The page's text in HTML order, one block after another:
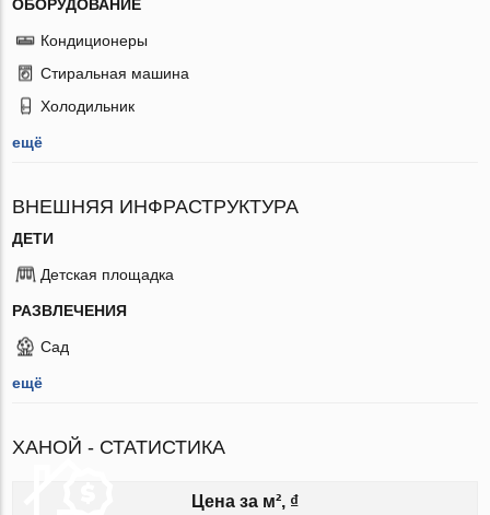
ОБОРУДОВАНИЕ
Кондиционеры
Стиральная машина
Холодильник
ещё
ВНЕШНЯЯ ИНФРАСТРУКТУРА
ДЕТИ
Детская площадка
РАЗВЛЕЧЕНИЯ
Сад
ещё
ХАНОЙ - СТАТИСТИКА
Цена за м², ₫